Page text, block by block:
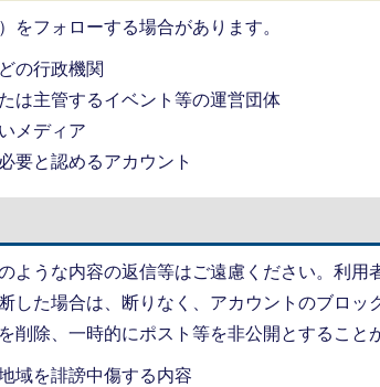
をフォローする場合があります。
の行政機関
は主管するイベント等の運営団体
メディア
要と認めるアカウント
ような内容の返信等はご遠慮ください。利用
した場合は、断りなく、アカウントのブロッ
削除、一時的にポスト等を非公開とすること
域を誹謗中傷する内容